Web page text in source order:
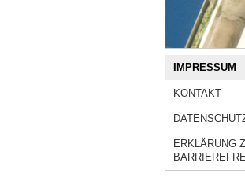
IMPRESSUM
KONTAKT
ERKLÄRUNG